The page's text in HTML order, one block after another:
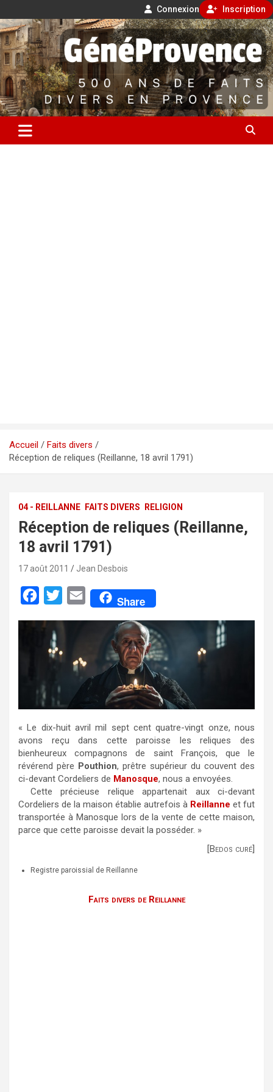
Connexion Inscription
Aller
au
contenu
GénéProvence
500 ans de faits divers en Provence
Accueil
Faits divers
Réception de reliques (Reillanne, 18 avril 1791)
04 - REILLANNE FAITS DIVERS RELIGION
Réception de reliques (Reillanne,
18 avril 1791)
17 août 2011 Jean Desbois
o
o
k
t
r
E
l
Share
« Le dix-huit avril mil sept cent quatre-vingt onze, nous
avons reçu dans cette paroisse les reliques des
bienheureux compagnons de saint François, que le
révérend père Pouthion, prêtre supérieur du couvent des
ci-devant Cordeliers de Manosque, nous a envoyées.
Cette précieuse relique appartenait aux ci-devant
Cordeliers de la maison établie autrefois à Reillanne et fut
transportée à Manosque lors de la vente de cette maison,
parce que cette paroisse devait la posséder. »
[Bedos curé]
Registre paroissial de Reillanne
Faits divers de Reillanne